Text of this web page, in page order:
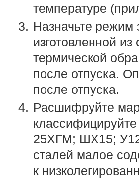
температуре
Назначьте режим
изготовленной
термической
после отпуска.
после отпуска.
Расшифруйте
25ХГМ; ШХ15;
сталей малое
к